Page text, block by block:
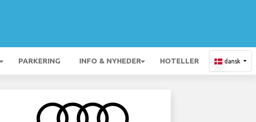
PARKERING INFO & NYHEDER HOTELLER dansk